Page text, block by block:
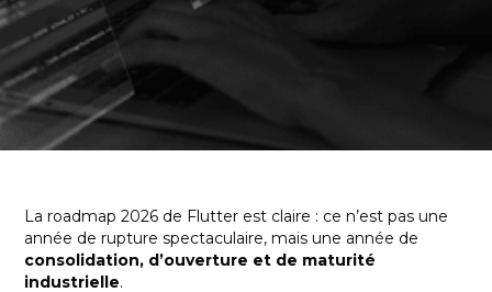
La roadmap 2026 de Flutter est claire : ce n’est pas une
année de rupture spectaculaire, mais une année de
consolidation, d’ouverture et de maturité
industrielle.